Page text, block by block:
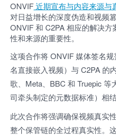
ONVIF近期宣布与内容来源与
对日益增长的深度伪造和视频
ONVIF 和 C2PA 相应的解决
性和来源的重要性。
这项合作将 ONVIF 媒体签名
名直接嵌入视频）与 C2PA 的
歌、Meta、BBC 和 Truepic 等
司牵头制定的元数据标准）相结
此次合作将强调确保视频真实
整个保管链的全过程真实性。